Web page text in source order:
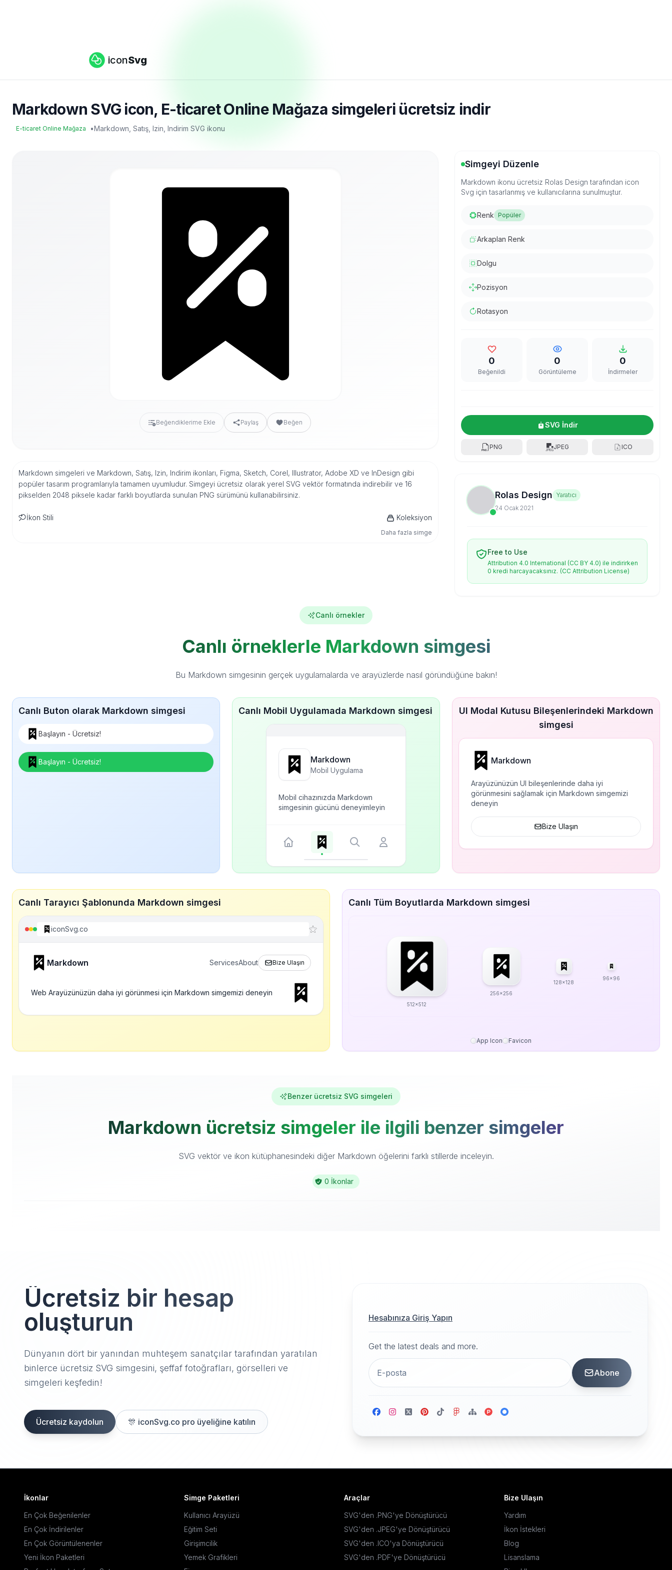
iconSvg
Markdown SVG icon, E-ticaret Online Mağaza simgeleri ücretsiz indir
E-ticaret Online Mağaza •Markdown, Satış, Izin, Indirim SVG ikonu
Beğendiklerime Ekle Paylaş Beğen
Markdown simgeleri ve Markdown, Satış, Izin, Indirim ikonları, Figma, Sketch, Corel, Illustrator, Adobe XD ve InDesign gibi
popüler tasarım programlarıyla tamamen uyumludur. Simgeyi ücretsiz olarak yerel SVG vektör formatında indirebilir ve 16
pikselden 2048 piksele kadar farklı boyutlarda sunulan PNG sürümünü kullanabilirsiniz.
İkon Stili Koleksiyon
Daha fazla simge
Simgeyi Düzenle
Markdown ikonu ücretsiz Rolas Design tarafından icon
Svg için tasarlanmış ve kullanıcılarına sunulmuştur.
Renk Popüler
Arkaplan Renk
Dolgu
Pozisyon
Rotasyon
0
Beğenildi
0
Görüntüleme
0
İndirmeler
SVG İndir
PNG JPEG ICO
Rolas Design Yaratıcı
24 Ocak 2021
Free to Use
Attribution 4.0 International (CC BY 4.0) ile indirirken
0 kredi harcayacaksınız. (CC Attribution License)
Canlı örnekler
Canlı örneklerle Markdown simgesi
Bu Markdown simgesinin gerçek uygulamalarda ve arayüzlerde nasıl göründüğüne bakın!
Canlı Buton olarak Markdown simgesi
Başlayın - Ücretsiz!
Başlayın - Ücretsiz!
Canlı Mobil Uygulamada Markdown simgesi
Markdown
Mobil Uygulama
Mobil cihazınızda Markdown
simgesinin gücünü deneyimleyin
UI Modal Kutusu Bileşenlerindeki Markdown
simgesi
Markdown
Arayüzünüzün UI bileşenlerinde daha iyi
görünmesini sağlamak için Markdown simgemizi
deneyin
Bize Ulaşın
Canlı Tarayıcı Şablonunda Markdown simgesi
iconSvg.co
Markdown ServicesAbout Bize Ulaşın
Web Arayüzünüzün daha iyi görünmesi için Markdown simgemizi deneyin
Canlı Tüm Boyutlarda Markdown simgesi
512x512
256x256
128x128
96x96
App Icon Favicon
Benzer ücretsiz SVG simgeleri
Markdown ücretsiz simgeler ile ilgili benzer simgeler
SVG vektör ve ikon kütüphanesindeki diğer Markdown öğelerini farklı stillerde inceleyin.
0 İkonlar
Ücretsiz bir hesap
oluşturun
Dünyanın dört bir yanından muhteşem sanatçılar tarafından yaratılan
binlerce ücretsiz SVG simgesini, şeffaf fotoğrafları, görselleri ve
simgeleri keşfedin!
Ücretsiz kaydolun 🎊 iconSvg.co pro üyeliğine katılın
Hesabınıza Giriş Yapın
Get the latest deals and more.
Abone
İkonlar
En Çok Beğenilenler
En Çok İndirilenler
En Çok Görüntülenenler
Yeni İkon Paketleri
Simge Paketleri
Kullanıcı Arayüzü
Eğitim Seti
Girişimcilik
Yemek Grafikleri
Araçlar
SVG'den .PNG'ye Dönüştürücü
SVG'den .JPEG'ye Dönüştürücü
SVG'den .ICO'ya Dönüştürücü
SVG'den .PDF'ye Dönüştürücü
Bize Ulaşın
Yardım
İkon İstekleri
Blog
Lisanslama